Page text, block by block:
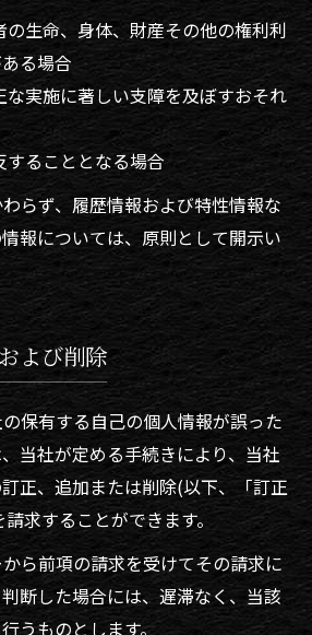
生命、身体、財産その他の権利利
る場合
実施に著しい支障を及ぼすおそれ
ることとなる場合
らず、履歴情報および特性情報な
報については、原則として開示い
よび削除
保有する自己の個人情報が誤った
当社が定める手続きにより、当社
正、追加または削除(以下、「訂正
求することができます。
ら前項の請求を受けてその請求に
断した場合には、遅滞なく、当該
うものとします。